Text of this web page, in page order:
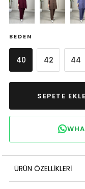
BEDEN
40 42 44
ÜRÜN ÖZELLIKLERI